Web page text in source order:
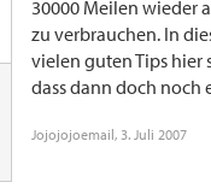
30000 Meilen wieder
zu verbrauchen. In
vielen guten Tips
dass dann doch noch
Jojojojoemail, 3. Juli 2007